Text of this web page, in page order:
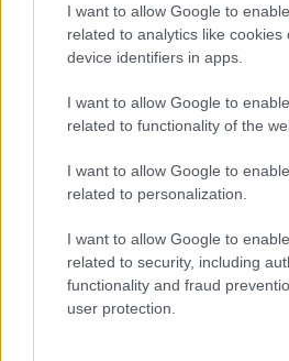
I want to allow Google to
related to analytics like cookies
device identifiers in apps.
I want to allow Google to
related to functionality of the
I want to allow Google to
related to personalization.
I want to allow Google to
related to security, including
functionality and fraud
user protection.
A marketing szakértői
érhetik el egy termék vagy
hogy elhiggyük, jót teszünk
adott dologgal. A „mentes”
feltétlenül jelent
etikus forrásokat. A
hangsúlyozza a
gyártási folyamatok
környezetkímélők.